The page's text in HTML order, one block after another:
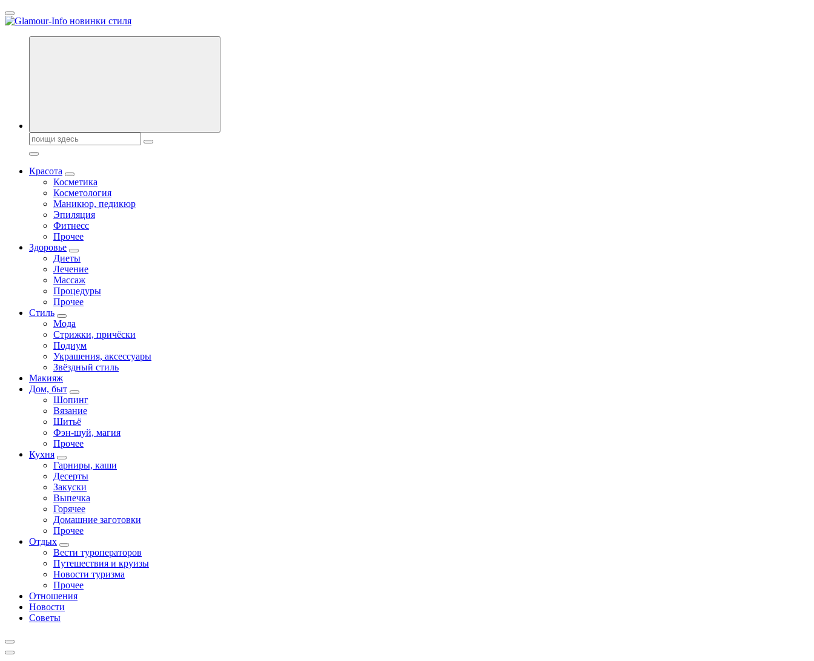
Перейти
к
Секреты молодости, красоты и долголетия. Гламурный журнал Всё для женщин
Поиск:
Красота
Косметика
Косметология
Маникюр, педикюр
Эпиляция
Фитнесс
Прочее
Здоровье
Диеты
Лечение
Массаж
Процедуры
Прочее
Стиль
Мода
Стрижки, причёски
Подиум
Украшения, аксессуары
Звёздный стиль
Макияж
Дом, быт
Шопинг
Вязание
Шитьё
Фэн-шуй, магия
Прочее
Кухня
Гарниры, каши
Десерты
Закуски
Выпечка
Горячее
Домашние заготовки
Прочее
Отдых
Вести туроператоров
Путешествия и круизы
Новости туризма
Прочее
Отношения
Новости
Советы